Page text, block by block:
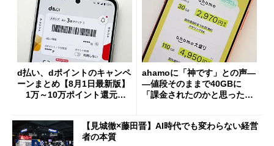
d払い、dポイントのキャンペ
ーンまとめ【8月1日最新版】
1万～10万ポイント還元の
ahamoに「神です」との声―
―値段そのままで40GBに
「課金されたのかと思った」
【見城徹×藤田晋】AI時代でも変わらない経営
者の本質